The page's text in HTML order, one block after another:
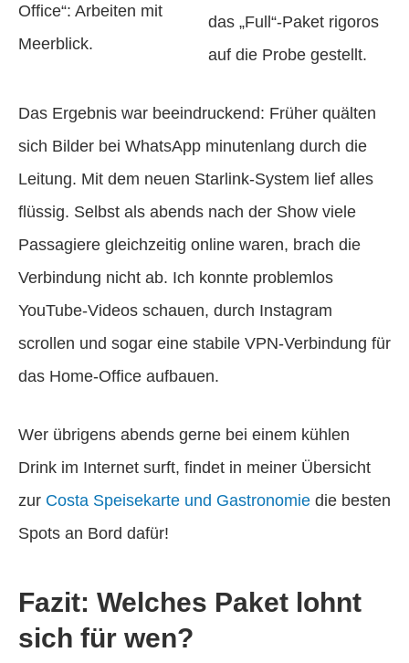
Office“: Arbeiten mit
Meerblick.
das „Full“-Paket rigoros
auf die Probe gestellt.
Das Ergebnis war beeindruckend: Früher quälten
sich Bilder bei WhatsApp minutenlang durch die
Leitung. Mit dem neuen Starlink-System lief alles
flüssig. Selbst als abends nach der Show viele
Passagiere gleichzeitig online waren, brach die
Verbindung nicht ab. Ich konnte problemlos
YouTube-Videos schauen, durch Instagram
scrollen und sogar eine stabile VPN-Verbindung für
das Home-Office aufbauen.
Wer übrigens abends gerne bei einem kühlen
Drink im Internet surft, findet in meiner Übersicht
zur Costa Speisekarte und Gastronomie die besten
Spots an Bord dafür!
Fazit: Welches Paket lohnt
sich für wen?